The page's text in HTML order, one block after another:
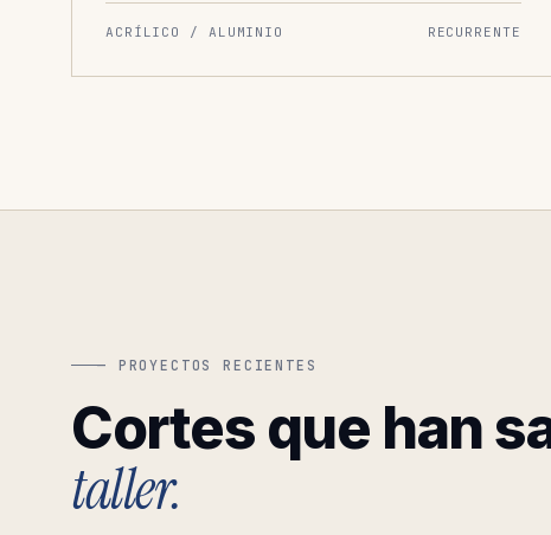
ACRÍLICO / ALUMINIO RECURRENTE
— PROYECTOS RECIENTES
Cortes que han
taller.